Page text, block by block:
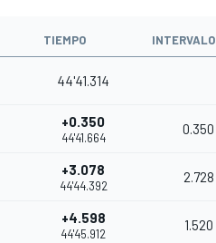
TIEMPO INTERVALO
44'41.314
+0.350
44'41.664
0.350
+3.078
44'44.392
2.728
+4.598
44'45.912
1.520